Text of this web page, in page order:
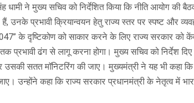
ने मुख्य सचिव को निर्देशित किया कि नीति आयोग की
हैं, उनके प्रभावी क्रियान्वयन हेतु राज्य स्तर पर स्पष्ट और
के दृष्टिकोण को साकार करने के लिए राज्य सरकार
प्रभावी ढंग से लागू करना होगा। मुख्य सचिव को निर्देश
उसकी सतत मॉनिटरिंग की जाए। मुख्यमंत्री ने यह भी कहा
जाए। उन्होंने कहा कि राज्य सरकार प्रधानमंत्री के नेतृत्व में